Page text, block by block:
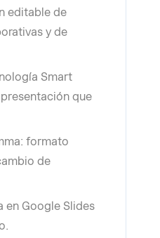
editable de
y de
Smart
que
formato
de
en Google Slides